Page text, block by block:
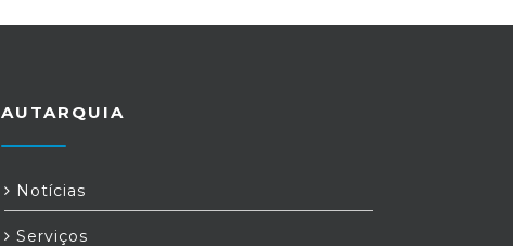
AUTARQUIA
Notícias
Serviços